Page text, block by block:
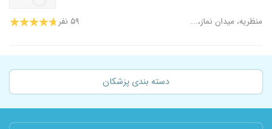
منظریه، میدان نماز،... ۵۹ نفر
دسته بندی پزشکان